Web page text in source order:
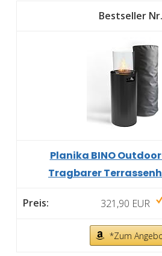
Planika BINO
Tragbarer
321,90 EUR
*Zum